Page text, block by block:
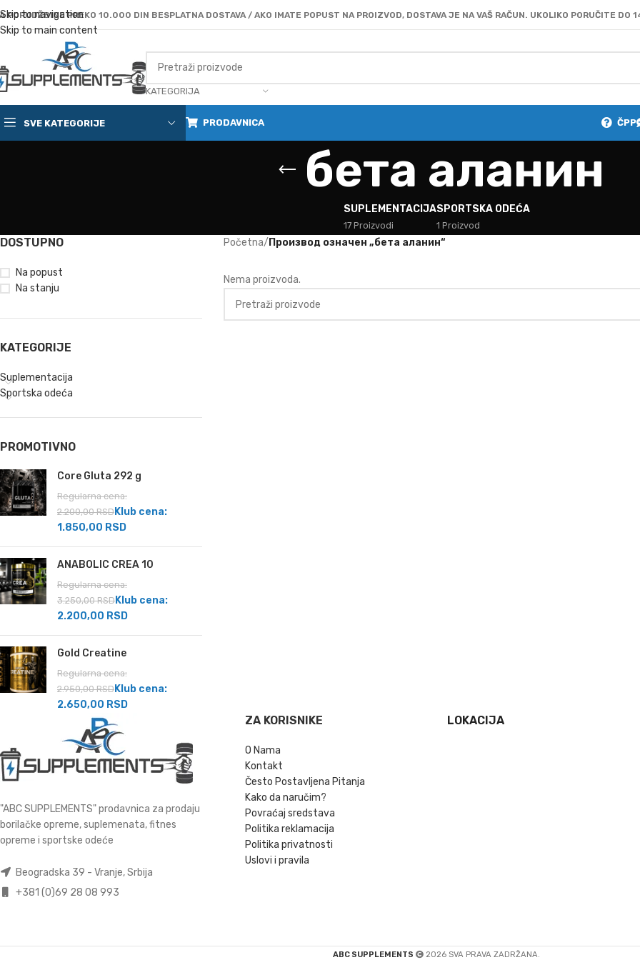
Skip to navigation
Skip to main content
PORUDŽBINE PREKO 10.000 DIN BESPLATNA DOSTAVA / AKO IMATE POPUST NA PROIZVOD, DOSTAVA JE NA VAŠ RAČUN. UKOLIKO PORUČITE DO
KATEGORIJA
SVE KATEGORIJE PRODAVNICA ČPP
бета аланин
SUPLEMENTACIJA
17 Proizvodi
SPORTSKA ODEĆA
1 Proizvod
DOSTUPNO
Na popust
Na stanju
KATEGORIJE
Suplementacija
Sportska odeća
PROMOTIVNO
Core Gluta 292 g
Regularna cena:
2.200,00RSD Klub cena:
1.850,00 RSD
ANABOLIC CREA 10
Regularna cena:
3.250,00RSD Klub cena:
2.200,00 RSD
Gold Creatine
Regularna cena:
2.950,00RSD Klub cena:
2.650,00 RSD
Početna/ Производ oзначен „бета аланин“
Nema proizvoda.
"ABC SUPPLEMENTS" prodavnica za prodaju
borilačke opreme, suplemenata, fitnes
opreme i sportske odeće
Beogradska 39 - Vranje, Srbija
+381 (0)69 28 08 993
ZA KORISNIKE
O Nama
Kontakt
Često Postavljena Pitanja
Kako da naručim?
Povraćaj sredstava
Politika reklamacija
Politika privatnosti
Uslovi i pravila
LOKACIJA
ABC SUPPLEMENTS 2026 SVA PRAVA ZADRŽANA.